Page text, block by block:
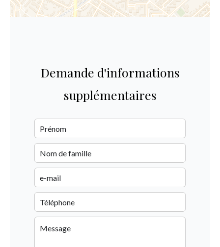
Demande d'informations
supplémentaires